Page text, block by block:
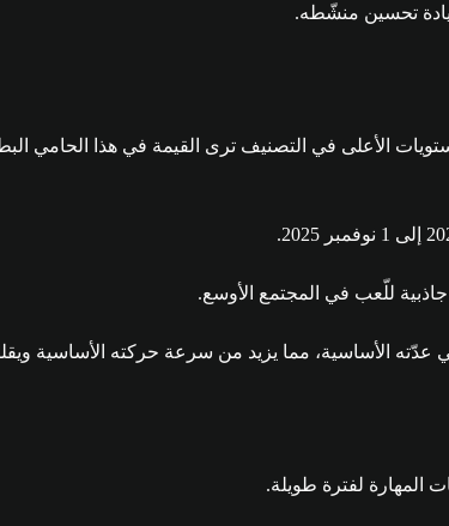
تحسين منشّطه.
الأعلى في التصنيف ترى القيمة في هذا الحامي
للّعب في المجتمع الأوسع.
عدّته الأساسية، مما يزيد من سرعة حركته الأساسية